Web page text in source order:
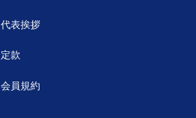
代表挨拶
定款
会員規約